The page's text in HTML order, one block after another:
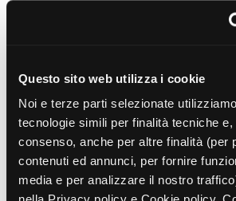
Questo sito web utilizza i cookie
Noi e terze parti selezionate
tecnologie simili per finalità tecniche e,
consenso, anche per altre finalità (per
contenuti ed annunci, per fornire
media e per analizzare il nostro
Artis Coop - Bolzano
Film correlati presenti
database